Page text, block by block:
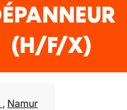
(H/F/X)
, Namur